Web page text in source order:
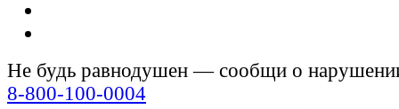
Не будь равнодушен — сообщи о
8-800-100-0004